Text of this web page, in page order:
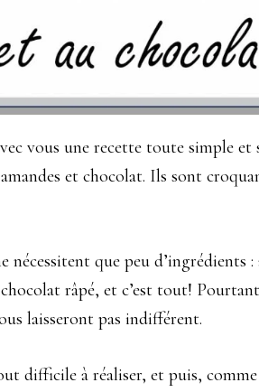
vous une recette toute simple et
et chocolat. Ils sont
nécessitent que peu d’ingrédients
râpé, et c’est tout!
laisseront pas indifférent.
difficile à réaliser, et puis,